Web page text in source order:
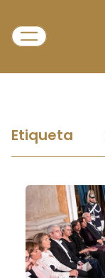
Etiqueta